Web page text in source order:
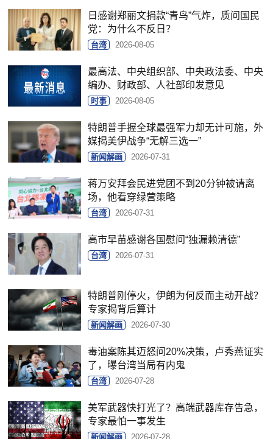
日感谢郑丽文捐款“青鸟”气炸，质问国民
党：为什么不反日？
台湾 2026-08-05
最高法、中央组织部、中央政法委、中央
编办、财政部、人社部印发意见
时事 2026-08-05
特朗普手握全球最强军力却无计可施，外
媒揭美伊战争“无解三选一”
新闻解画 2026-07-31
蒋万安拜会民进党团不到20分钟被请离
场，他看穿绿营策略
台湾 2026-07-31
高市早苗感谢各国慰问“独漏赖清德”
台湾 2026-07-31
特朗普刚停火，伊朗为何反而主动开战？
专家揭背后算计
新闻解画 2026-07-30
毒油案陈其迈怒问20%决策，卢秀燕证实
了，曝台湾当局有内鬼
台湾 2026-07-28
美军武器快打光了？高端武器库存告急，
专家最怕一事发生
新闻解画 2026-07-28